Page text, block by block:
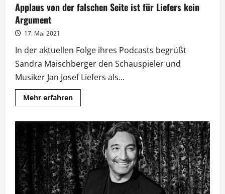
Applaus von der falschen Seite ist für Liefers kein
Argument
17. Mai 2021
In der aktuellen Folge ihres Podcasts begrüßt
Sandra Maischberger den Schauspieler und
Musiker Jan Josef Liefers als...
Mehr erfahrenMehr
Informationen
von
der
falschen
Seite
ist
für
Liefers
kein
Argument